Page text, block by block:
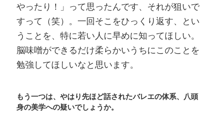
やったり！」って思ったんです、それが狙いで
すって（笑）。一回そこをひっくり返す、とい
うことを、特に若い人に早めに知ってほしい。
脳味噌ができるだけ柔らかいうちにこのことを
勉強してほしいなと思います。
もう一つは、やはり先ほど話されたバレエの体系、八頭
身の美学への疑いでしょうか。